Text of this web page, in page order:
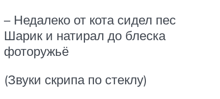
– Недалеко от кота сидел пес
Шарик и натирал до блеска
фоторужьё
(Звуки скрипа по стеклу)